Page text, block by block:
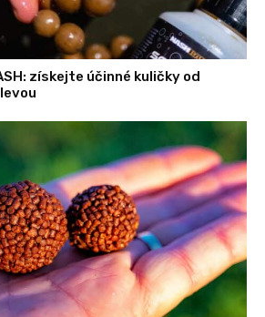
získejte účinné kuličky od